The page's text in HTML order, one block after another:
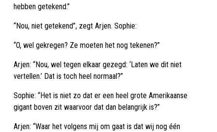
hebben getekend.”
“Nou, niet getekend”, zegt Arjen. Sophie:
“O, wel gekregen? Ze moeten het nog tekenen?”
Arjen: “Nou, wel tegen elkaar gezegd: ‘Laten we dit niet
vertellen.’ Dat is toch heel normaal?”
Sophie: “Het is niet zo dat er een heel grote Amerikaanse
gigant boven zit waarvoor dat dan belangrijk is?”
Arjen: “Waar het volgens mij om gaat is dat wij nog één